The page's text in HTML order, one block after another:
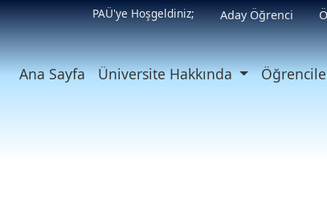
PAÜ'ye Hoşgeldiniz; Aday Öğrenci
Ana Sayfa Üniversite Hakkında